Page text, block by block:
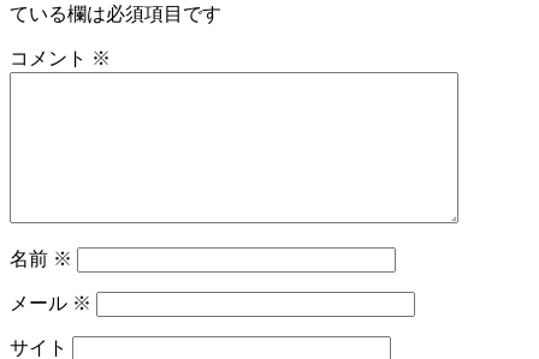
ている欄は必須項目です
コメント ※
名前 ※
メール ※
サイト